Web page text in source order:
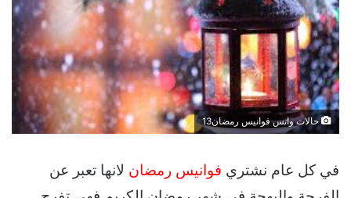
حالات واتس فوانيس رمضان13
في كل عام نشتري فوانيس رمضان لانها تعبر عن